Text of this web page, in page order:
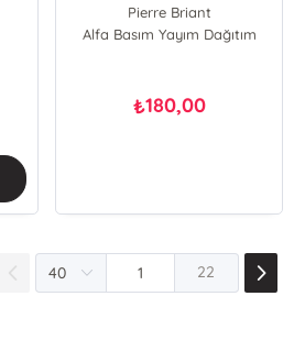
Pierre Briant
Alfa Basım Yayım Dağıtım
₺180,00
22